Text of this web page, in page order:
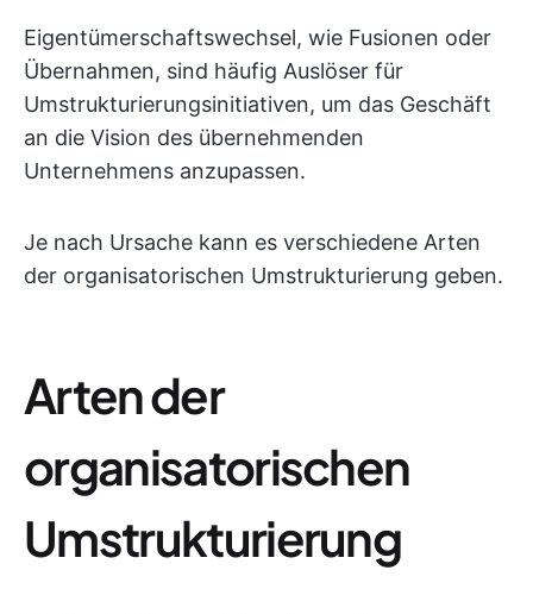
Eigentümerschaftswechsel, wie Fusionen oder
Übernahmen, sind häufig Auslöser für
Umstrukturierungsinitiativen, um das Geschäft
an die Vision des übernehmenden
Unternehmens anzupassen.
Je nach Ursache kann es verschiedene Arten
der organisatorischen Umstrukturierung geben.
Arten der
organisatorischen
Umstrukturierung